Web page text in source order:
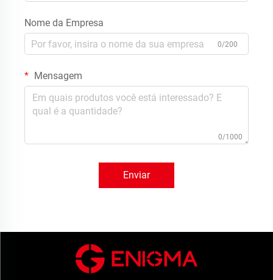
Nome da Empresa
0/200
Mensagem
0/1000
Enviar